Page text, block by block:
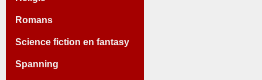
Romans
Science fiction en fantasy
Spanning